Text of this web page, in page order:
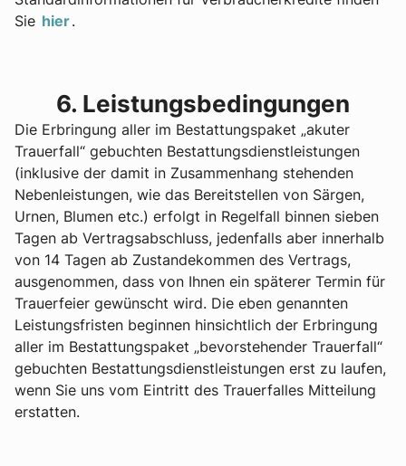
Sie hier.
6. Leistungsbedingungen
Die Erbringung aller im Bestattungspaket „akuter
Trauerfall“ gebuchten Bestattungsdienstleistungen
(inklusive der damit in Zusammenhang stehenden
Nebenleistungen, wie das Bereitstellen von Särgen,
Urnen, Blumen etc.) erfolgt in Regelfall binnen sieben
Tagen ab Vertragsabschluss, jedenfalls aber innerhalb
von 14 Tagen ab Zustandekommen des Vertrags,
ausgenommen, dass von Ihnen ein späterer Termin für
Trauerfeier gewünscht wird. Die eben genannten
Leistungsfristen beginnen hinsichtlich der Erbringung
aller im Bestattungspaket „bevorstehender Trauerfall“
gebuchten Bestattungsdienstleistungen erst zu laufen,
wenn Sie uns vom Eintritt des Trauerfalles Mitteilung
erstatten.